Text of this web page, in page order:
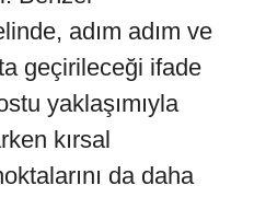
adım adım ve
geçirileceği ifade
yaklaşımıyla
kırsal
da daha